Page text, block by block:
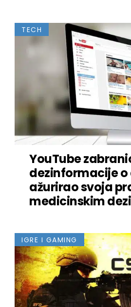
TECH
YouTube
dezinformacije o
ažurirao svoja
medicinskim
IGRE I GAMING